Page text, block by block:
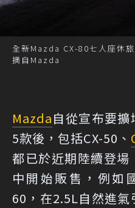
全新Mazda CX-80七人座休
摘自Mazda
Mazda自從宣布要
5款後，包括CX-50、
都已於近期陸續登
中開始販售，例如
60，在2.5L自然進氣